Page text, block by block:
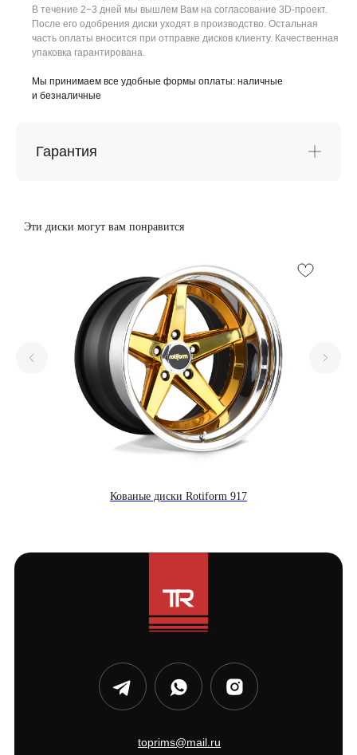
В течение 2−3 дней мы вышлем Вам на согласование 3D-проект.
После его одобрения диски уходят в производство. Остальная
часть оплаты вносится при отправке дисков клиенту. Качественная
упаковка гарантирована.
Мы принимаем все удобные формы оплаты: наличные
и безналичные
Гарантия
Эти диски могут вам понравится
Кованые диски Rotiform 917
toprims@mail.ru